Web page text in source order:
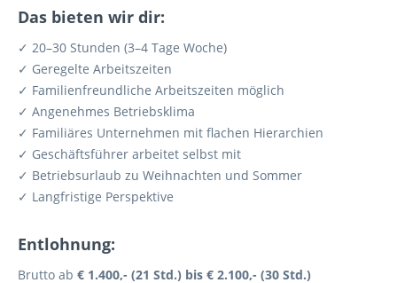
Das bieten wir dir:
✓ 20–30 Stunden (3–4 Tage Woche)
✓ Geregelte Arbeitszeiten
✓ Familienfreundliche Arbeitszeiten möglich
✓ Angenehmes Betriebsklima
✓ Familiäres Unternehmen mit flachen Hierarchien
✓ Geschäftsführer arbeitet selbst mit
✓ Betriebsurlaub zu Weihnachten und Sommer
✓ Langfristige Perspektive
Entlohnung:
Brutto ab € 1.400,- (21 Std.) bis € 2.100,- (30 Std.)